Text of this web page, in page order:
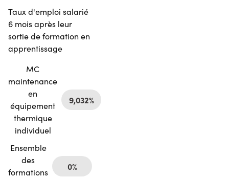
Taux d'emploi salarié
6 mois après leur
sortie de formation en
apprentissage
MC
maintenance
en
équipement
thermique
individuel
9,032%
Ensemble
des
formations
0%